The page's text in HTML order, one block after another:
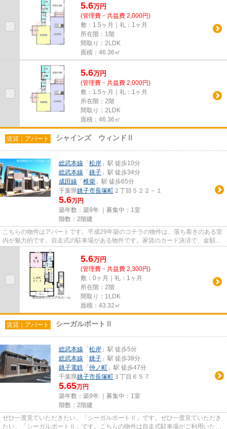
5.6万円
(管理費・共益費 2,000円)
敷：1.5ヶ月｜礼：1ヶ月
所在階：1階
間取り：2LDK
面積：46.36㎡
5.6万円
(管理費・共益費 2,000円)
敷：1.5ヶ月｜礼：1ヶ月
所在階：2階
間取り：2LDK
面積：46.36㎡
賃貸｜アパート シャインズ ウィンドⅡ
総武本線 「 松岸 」駅 徒歩10分
総武本線 「 銚子 」駅 徒歩34分
成田線 「 椎柴 」駅 徒歩65分
千葉県銚子市長塚町 ２丁目５２２－１
5.6万円
築年数：築9年 ｜募集中： 1室
階数：2階建
こちらの物件はアパートです。平成29年築のコチラの物件は、落ち着きのある室
内が魅力的です。自走式の駐車場がある物件です。家賃のカード決済で、金額に
応じたポイントが還元されま...
5.6万円
(管理費・共益費 2,300円)
敷：0ヶ月｜礼：1ヶ月
所在階：2階
間取り：1LDK
面積：43.32㎡
賃貸｜アパート シーガルポートⅡ
総武本線 「 松岸 」駅 徒歩5分
総武本線 「 銚子 」駅 徒歩38分
銚子電鉄 「 仲ノ町 」駅 徒歩47分
千葉県銚子市長塚町 ３丁目６５７
5.65万円
築年数：築9年 ｜募集中： 1室
階数：2階建
ぜひ一度見ていただきたい、「シーガルポートⅡ」です。ぜひ一度見ていただき
たい、「シーガルポートⅡ」です。こちらの物件は自走式駐車場がご利用いただ